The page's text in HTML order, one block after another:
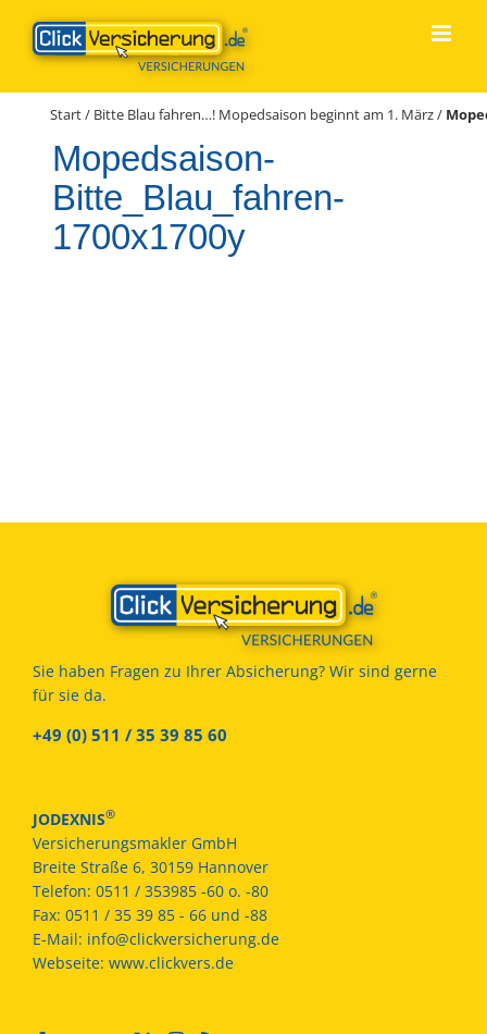
Inhalt
springen
Start/ Bitte Blau fahren…! Mopedsaison beginnt am 1. März/
Mopedsaison-
Bitte_Blau_fahren-
1700x1700y
Sie haben Fragen zu Ihrer Absicherung? Wir sind gerne
für sie da.
+49 (0) 511 / 35 39 85 60
JODEXNIS®
Versicherungsmakler GmbH
Breite Straße 6, 30159 Hannover
Telefon: 0511 / 353985 -60 o. -80
Fax: 0511 / 35 39 85 - 66 und -88
E-Mail: info@clickversicherung.de
Webseite: www.clickvers.de